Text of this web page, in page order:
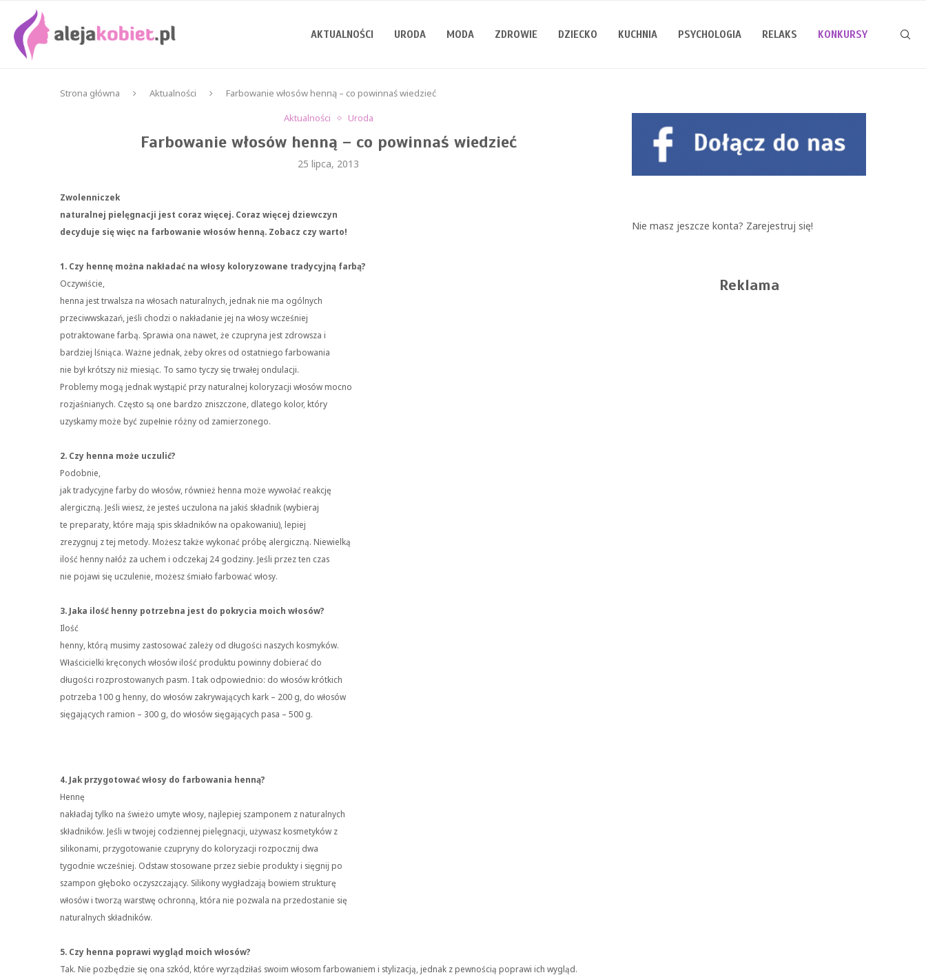
AKTUALNOŚCI URODA MODA ZDROWIE DZIECKO KUCHNIA PSYCHOLOGIA RELAKS KONKURSY
Strona główna Aktualności
Farbowanie włosów henną – co powinnaś wiedzieć
Aktualności
Uroda
Farbowanie włosów henną – co powinnaś wiedzieć
25 lipca, 2013
Zwolenniczek
naturalnej pielęgnacji jest coraz więcej. Coraz więcej dziewczyn
decyduje się więc na farbowanie włosów henną. Zobacz czy warto!
1. Czy hennę można nakładać na włosy koloryzowane tradycyjną farbą?
Oczywiście,
henna jest trwalsza na włosach naturalnych, jednak nie ma ogólnych
przeciwwskazań, jeśli chodzi o nakładanie jej na włosy wcześniej
potraktowane farbą. Sprawia ona nawet, że czupryna jest zdrowsza i
bardziej lśniąca. Ważne jednak, żeby okres od ostatniego farbowania
nie był krótszy niż miesiąc. To samo tyczy się trwałej ondulacji.
Problemy mogą jednak wystąpić przy naturalnej koloryzacji włosów mocno
rozjaśnianych. Często są one bardzo zniszczone, dlatego kolor, który
uzyskamy może być zupełnie różny od zamierzonego.
2. Czy henna może uczulić?
Podobnie,
jak tradycyjne farby do włosów, również henna może wywołać reakcję
alergiczną. Jeśli wiesz, że jesteś uczulona na jakiś składnik (wybieraj
te preparaty, które mają spis składników na opakowaniu), lepiej
zrezygnuj z tej metody. Możesz także wykonać próbę alergiczną. Niewielką
ilość henny nałóż za uchem i odczekaj 24 godziny. Jeśli przez ten czas
nie pojawi się uczulenie, możesz śmiało farbować włosy.
3. Jaka ilość henny potrzebna jest do pokrycia moich włosów?
Ilość
henny, którą musimy zastosować zależy od długości naszych kosmyków.
Właścicielki kręconych włosów ilość produktu powinny dobierać do
długości rozprostowanych pasm. I tak odpowiednio: do włosów krótkich
potrzeba 100 g henny, do włosów zakrywających kark – 200 g, do włosów
sięgających ramion – 300 g, do włosów sięgających pasa – 500 g.
4. Jak przygotować włosy do farbowania henną?
Hennę
nakładaj tylko na świeżo umyte włosy, najlepiej szamponem z naturalnych
składników. Jeśli w twojej codziennej pielęgnacji, używasz kosmetyków z
silikonami, przygotowanie czupryny do koloryzacji rozpocznij dwa
tygodnie wcześniej. Odstaw stosowane przez siebie produkty i sięgnij po
szampon głęboko oczyszczający. Silikony wygładzają bowiem strukturę
włosów i tworzą warstwę ochronną, która nie pozwala na przedostanie się
naturalnych składników.
5. Czy henna poprawi wygląd moich włosów?
Tak. Nie pozbędzie się ona szkód, które wyrządziłaś swoim włosom farbowaniem i stylizacją, jednak z pewnością poprawi ich wygląd.
Nie masz jeszcze konta? Zarejestruj się!
Reklama